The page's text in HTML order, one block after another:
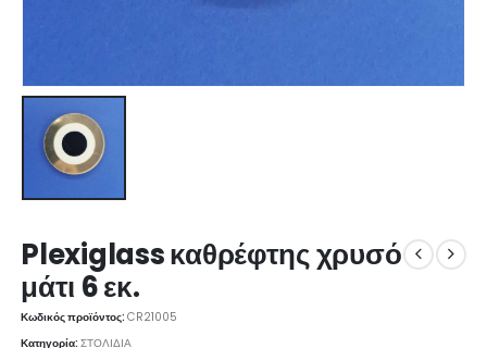
Plexiglass καθρέφτης χρυσό
μάτι 6 εκ.
Κωδικός προϊόντος:CR21005
Κατηγορία:ΣΤΟΛΙΔΙΑ